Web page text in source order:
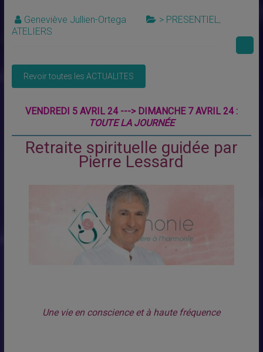
Geneviève Jullien-Ortega > PRESENTIEL,
ATELIERS
VENDREDI 5 AVRIL 24 ---> DIMANCHE 7 AVRIL 24 :
TOUTE LA JOURNÉE
Retraite spirituelle guidée par
Pierre Lessard
Une vie en conscience et à haute fréquence